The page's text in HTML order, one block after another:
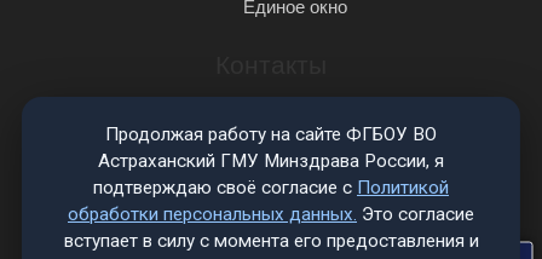
Продолжая работу на сайте ФГБОУ ВО
Астраханский ГМУ Минздрава России, я
подтверждаю своё согласие с Политикой
обработки персональных данных. Это согласие
вступает в силу с момента его предоставления и
Единое окно
414000, г. Астрахань, Бакинская, 121
+7(8512) 66-94-80
post@astgmu.ru
Социальные сети